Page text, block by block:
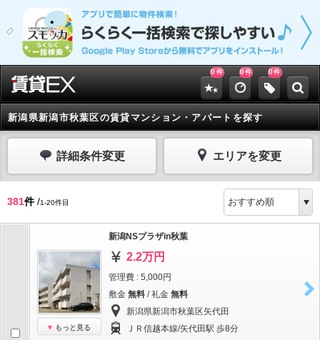
0 件 0件 0件
新潟県新潟市秋葉区の賃貸マンション・アパートを探す
詳細条件変更 エリアを変更
381件/1-20件目
もっと見る
新潟NSプラザin秋葉
2.2万円
管理費 : 5,000円
敷金 無料 / 礼金 無料
新潟県新潟市秋葉区矢代田
ＪＲ信越本線/矢代田駅 歩8分